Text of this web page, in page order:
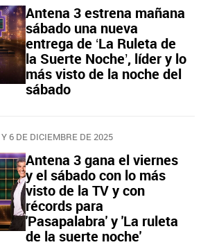
Antena 3 estrena mañana
sábado una nueva
entrega de ‘La Ruleta de
la Suerte Noche’, líder y lo
más visto de la noche del
sábado
6 DE DICIEMBRE DE 2025
Antena 3 gana el viernes
y el sábado con lo más
visto de la TV y con
récords para
'Pasapalabra' y 'La ruleta
de la suerte noche'